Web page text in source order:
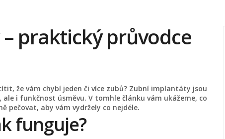
praktický průvodce
že vám chybí jeden či více zubů? Zubní implantáty jsou
i funkčnost úsměvu. V tomhle článku vám ukážeme, co
pečovat, aby vám vydržely co nejdéle.
funguje?